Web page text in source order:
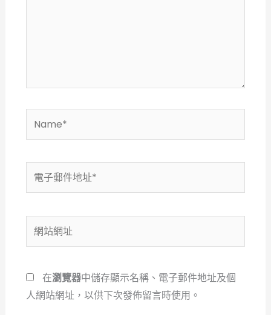
地
*
址
在瀏覽器中儲存顯示名稱、電子郵件地址及個
人網站網址，以供下次發佈留言時使用。